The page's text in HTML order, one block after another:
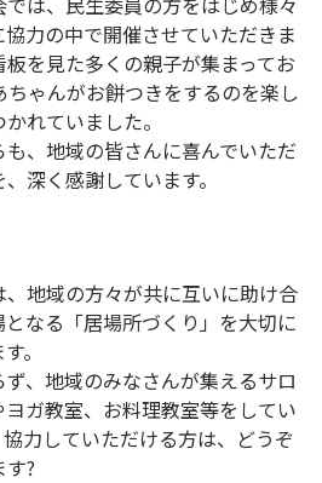
力の中で開催させていただきま
を見た多くの親子が集まってお
ちゃんがお餅つきをするのを楽し
れていました。
、地域の皆さんに喜んでいただ
深く感謝しています。
地域の方々が共に互いに助け合
なる「居場所づくり」を大切に
。
、地域のみなさんが集えるサロ
ガ教室、お料理教室等をしてい
力していただける方は、どうぞ
?